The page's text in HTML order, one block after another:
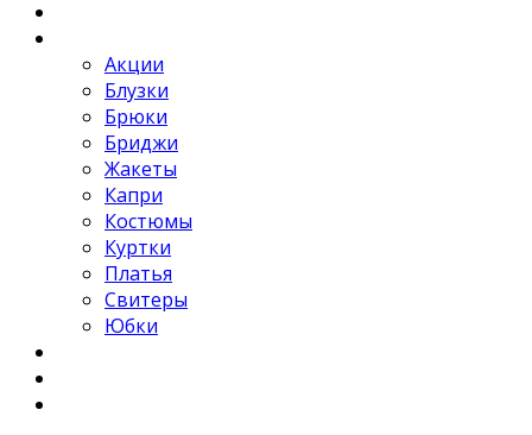
Акции
Блузки
Брюки
Бриджи
Жакеты
Капри
Костюмы
Куртки
Платья
Свитеры
Юбки